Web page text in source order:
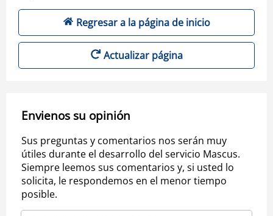
Regresar a la página de inicio
Actualizar página
Envienos su opinión
Sus preguntas y comentarios nos serán muy
útiles durante el desarrollo del servicio Mascus.
Siempre leemos sus comentarios y, si usted lo
solicita, le respondemos en el menor tiempo
posible.